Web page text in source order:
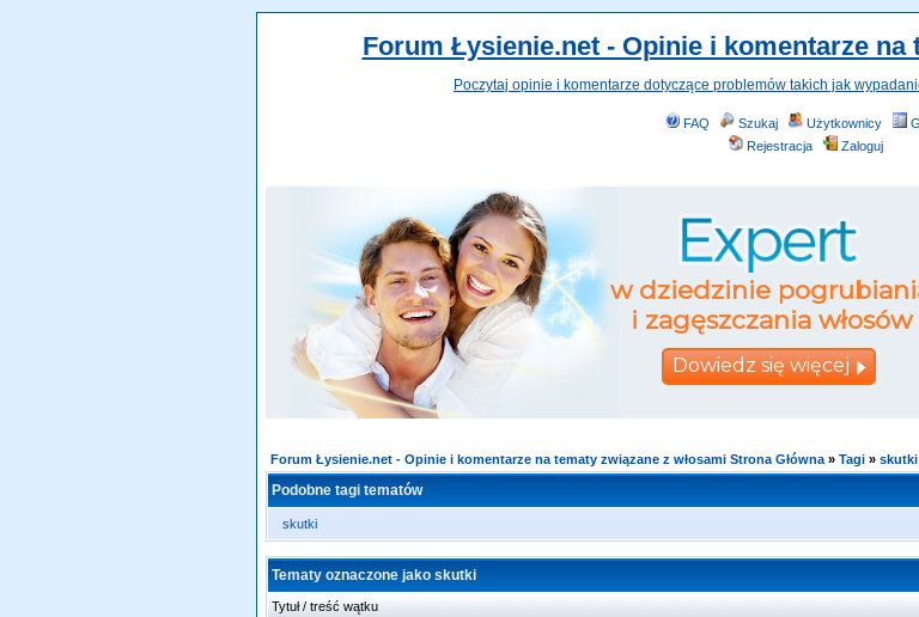
Forum Łysienie.net - Opinie i komentarze na
Poczytaj opinie i komentarze dotyczące problemów takich jak
FAQ Szukaj Użytkownicy
Rejestracja
Zaloguj
Forum Łysienie.net - Opinie i komentarze na tematy związane z włosami Strona Główna » Tagi » skutki
Podobne tagi tematów
skutki
Tematy oznaczone jako skutki
Tytuł / treść wątku